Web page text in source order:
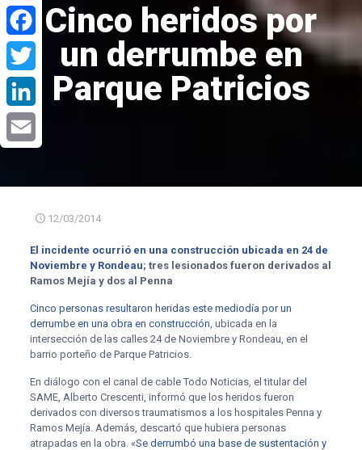
Cinco heridos por
un derrumbe en
Parque Patricios
12/03/2014
El incidente ocurrió en una construcción ubicada en 24 de
Noviembre y Rondeau; tres lesionados fueron derivados al
Ramos Mejía y dos al Penna
Cinco personas resultaron heridas este mediodía por un
derrumbe en una obra en construcción, ubicada en la
intersección de las calles 24 de Noviembre y Rondeau, en el
barrio porteño de Parque Patricios.
En diálogo con el canal de cable Todo Noticias, el titular del
SAME, Alberto Crescenti, informó que los heridos fueron
derivados con diversos traumatismos a los hospitales Penna y
Ramos Mejía. Además, descartó que hubiera personas
atrapadas en la obra. «Se derrumbó una base de sustentación y
WhatsApp
Facebook
Twitter
LinkedIn